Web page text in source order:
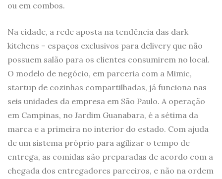
ou em combos.
Na cidade, a rede aposta na tendência das dark
kitchens – espaços exclusivos para delivery que não
possuem salão para os clientes consumirem no local.
O modelo de negócio, em parceria com a Mimic,
startup de cozinhas compartilhadas, já funciona nas
seis unidades da empresa em São Paulo. A operação
em Campinas, no Jardim Guanabara, é a sétima da
marca e a primeira no interior do estado. Com ajuda
de um sistema próprio para agilizar o tempo de
entrega, as comidas são preparadas de acordo com a
chegada dos entregadores parceiros, e não na ordem